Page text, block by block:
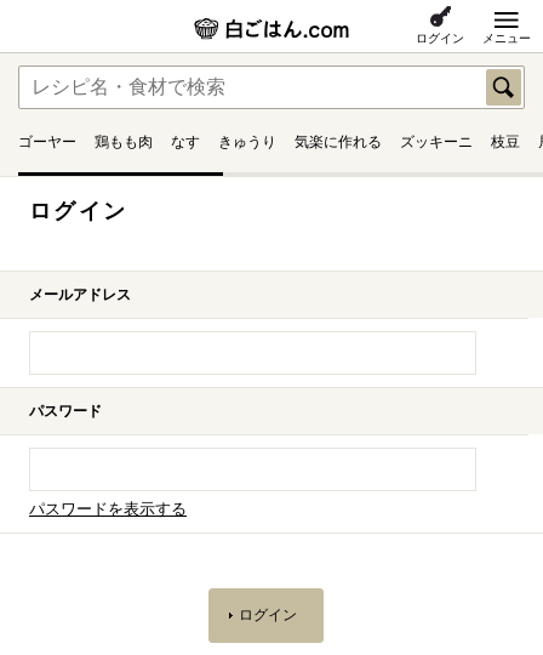
ログイン メニュー
ゴーヤー 鶏もも肉 なす きゅうり 気楽に作れる ズッキーニ 枝豆
ログイン
メールアドレス
パスワード
パスワードを表示する